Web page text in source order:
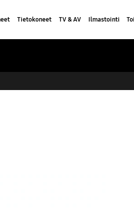
Tietokoneet TV & AV Ilmastointi